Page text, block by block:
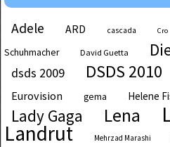
Adele ARD cascada Cro
Schuhmacher
David Guetta
dsds 2009 DSDS 2010
Eurovision gema Helene
Lady Gaga Lena
Landrut Mehrzad Marashi